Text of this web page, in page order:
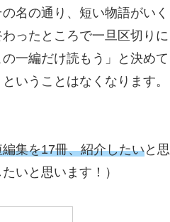
名の通り、短い物語がいく
ったところで一旦区切りに
一編だけ読もう」と決めて
いうことはなくなります。
集を17冊、紹介したいと思
いと思います！）